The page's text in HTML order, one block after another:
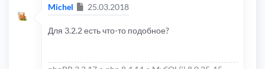
Michel Сообщение
25.03.2018
Для 3.2.2 есть что-то подобное?